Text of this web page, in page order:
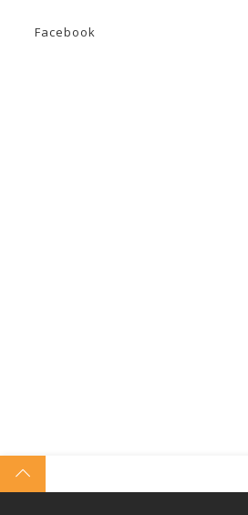
Facebook